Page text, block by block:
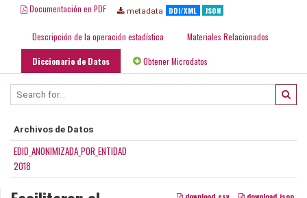
Documentación en PDF metadata DDI/XML JSON
Descripción de la operación estadística Materiales Relacionados
Diccionario de Datos Obtener Microdatos
Archivos de Datos
EDID_ANONIMIZADA_POR_ENTIDAD
2018